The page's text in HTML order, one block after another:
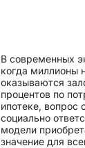
В современных
когда миллионы
оказываются
процентов по
ипотеке, вопрос
социально
модели
значение для всей